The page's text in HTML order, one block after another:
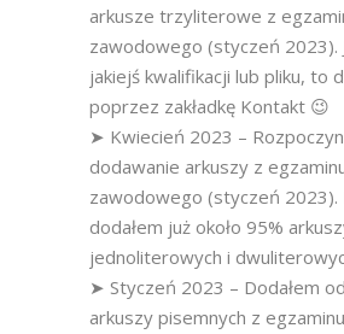
arkusze trzyliterowe z
zawodowego (styczeń 2023).
jakiejś kwalifikacji lub pliku, to
poprzez zakładkę Kontakt 😉
➤ Kwiecień 2023 –
dodawanie arkuszy z
zawodowego (styczeń 2023).
dodałem już około 95%
jednoliterowych i
➤ Styczeń 2023 – Dodałem
arkuszy pisemnych z egzaminu